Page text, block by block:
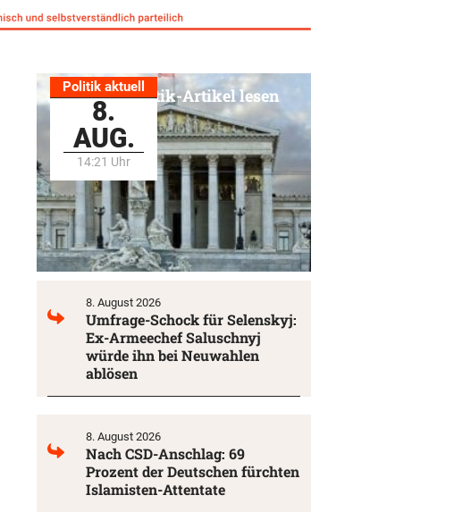
Politik aktuell
8.
AUG.
14:21 Uhr
Alle Politik-Artikel lesen
8. August 2026
Umfrage-Schock für Selenskyj:
Ex-Armeechef Saluschnyj
würde ihn bei Neuwahlen
ablösen
8. August 2026
Nach CSD-Anschlag: 69
Prozent der Deutschen fürchten
Islamisten-Attentate